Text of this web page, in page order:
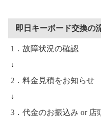
即日キーボード交換の
1．故障状況の確認
↓
2．料金見積をお知らせ
↓
3．代金のお振込み or 店